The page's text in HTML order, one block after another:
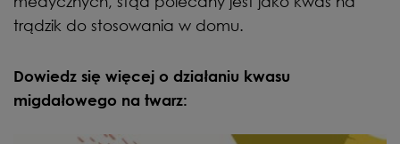
trądzik do stosowania w domu.
Dowiedz się więcej o działaniu kwasu
migdałowego na twarz: